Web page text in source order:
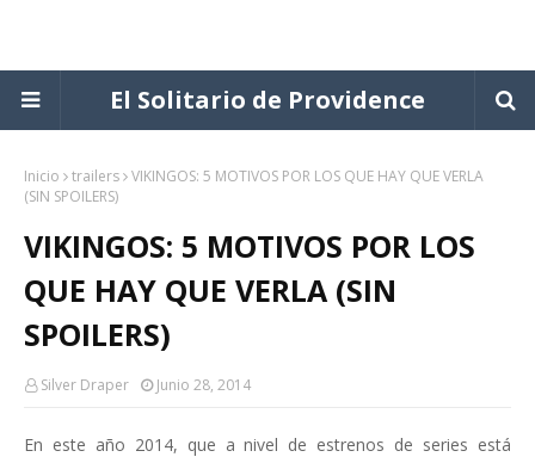
El Solitario de Providence
Inicio trailers VIKINGOS: 5 MOTIVOS POR LOS QUE HAY QUE VERLA
(SIN SPOILERS)
VIKINGOS: 5 MOTIVOS POR LOS
QUE HAY QUE VERLA (SIN
SPOILERS)
Silver Draper Junio 28, 2014
En este año 2014, que a nivel de estrenos de series está